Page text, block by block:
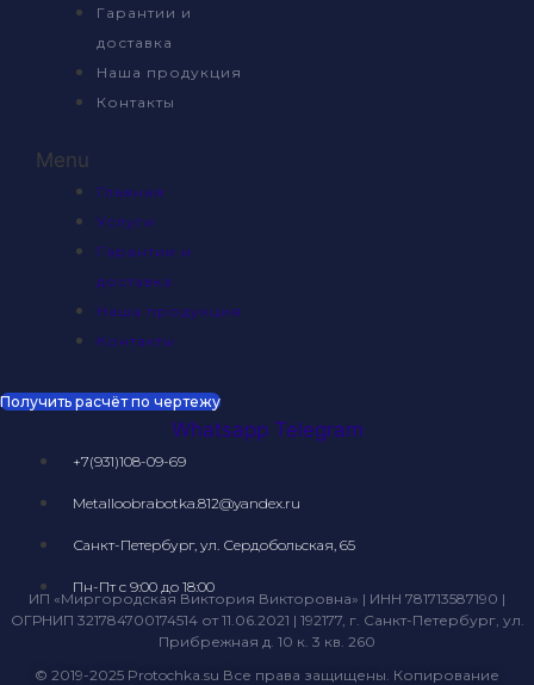
Гарантии и
доставка
Наша продукция
Контакты
Menu
Главная
Услуги
Гарантии и
доставка
Наша продукция
Контакты
Получить расчёт по чертежу
Whatsapp Telegram
+7(931)108-09-69
Metalloobrabotka.812@yandex.ru
Санкт-Петербург, ул. Сердобольская, 65
Пн-Пт с 9:00 до 18:00
ИП «Миргородская Виктория Викторовна» | ИНН 781713587190 |
ОГРНИП 321784700174514 от 11.06.2021 | 192177, г. Санкт-Петербург, ул.
Прибрежная д. 10 к. 3 кв. 260
© 2019-2025 Protochka.su Все права защищены. Копирование